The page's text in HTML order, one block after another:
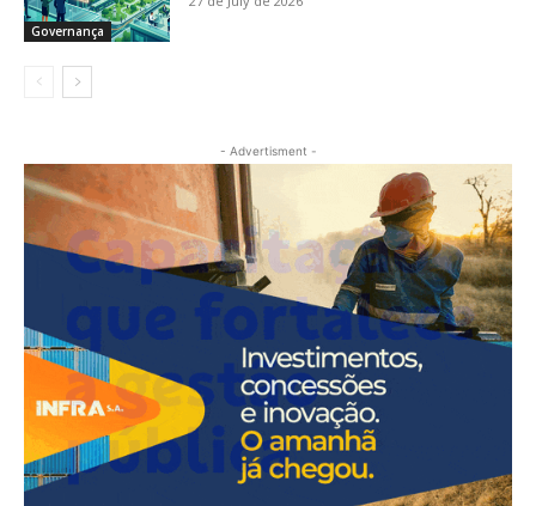
Governança
- Advertisment -